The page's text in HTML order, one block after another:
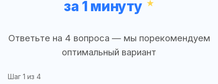
за 1 минуту
Ответьте на 4 вопроса — мы порекомендуем
оптимальный вариант
Шаг 1 из 4